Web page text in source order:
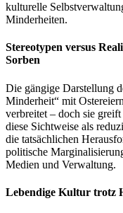
kulturelle
Minderheiten.
Stereotypen versus
Sorben
Die gängige Darstellung
Minderheit“ mit
verbreitet – doch sie
diese Sichtweise als
die tatsächlichen
politische
Medien und Verwaltung.
Lebendige Kultur trotz